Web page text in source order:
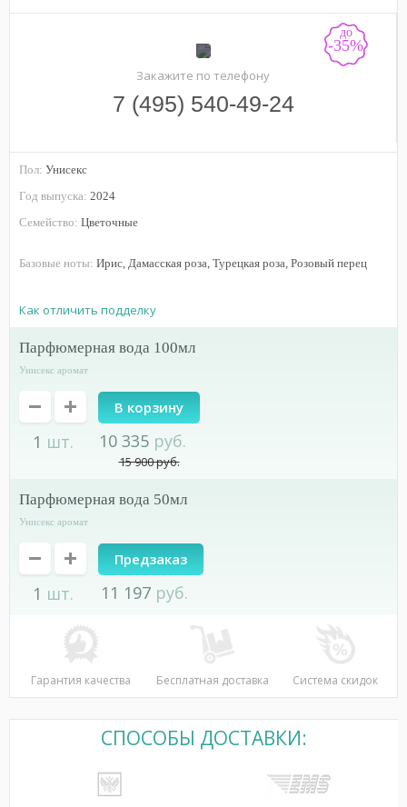
до
-35%
Закажите по телефону
7 (495) 540-49-24
Как отличить подделку
Пол: Унисекс
Год выпуска: 2024
Семейство: Цветочные
Базовые ноты: Ирис, Дамасская роза, Турецкая роза, Розовый перец
парфюмерная вода 100мл
Унисекс аромат
1 шт. 10 335 руб.
15 900руб.
парфюмерная вода 50мл
Унисекс аромат
1 шт.
Предзаказ
11 197 руб.
Гарантия качества Бесплатная доставка Система скидок
СПОСОБЫ ДОСТАВКИ: